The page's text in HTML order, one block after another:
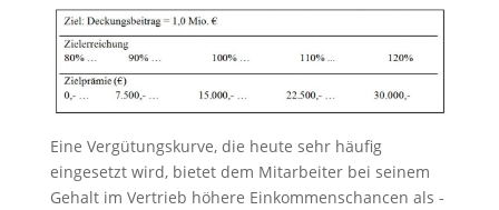
Eine Vergütungskurve, die heute sehr häufig
eingesetzt wird, bietet dem Mitarbeiter bei seinem
Gehalt im Vertrieb höhere Einkommenschancen als -